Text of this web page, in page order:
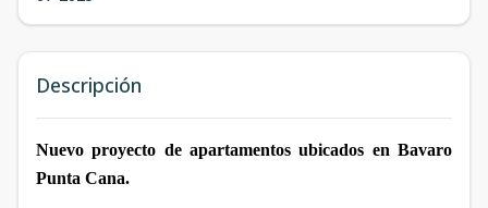
Descripción
Nuevo proyecto de apartamentos ubicados en Bavaro
Punta Cana.